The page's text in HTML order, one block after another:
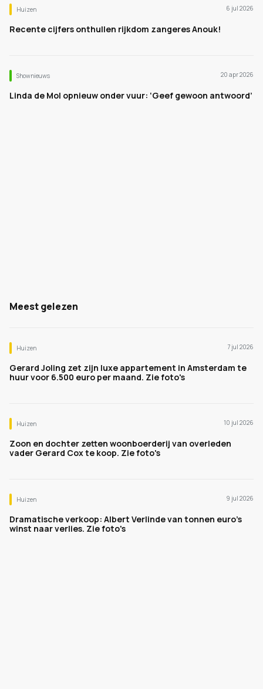
Huizen 6 jul 2026
Recente cijfers onthullen rijkdom zangeres Anouk!
Shownieuws 20 apr 2026
Linda de Mol opnieuw onder vuur: ‘Geef gewoon antwoord’
Meest gelezen
Huizen 7 jul 2026
Gerard Joling zet zijn luxe appartement in Amsterdam te
huur voor 6.500 euro per maand. Zie foto's
Huizen 10 jul 2026
Zoon en dochter zetten woonboerderij van overleden
vader Gerard Cox te koop. Zie foto's
Huizen 9 jul 2026
Dramatische verkoop: Albert Verlinde van tonnen euro's
winst naar verlies. Zie foto's